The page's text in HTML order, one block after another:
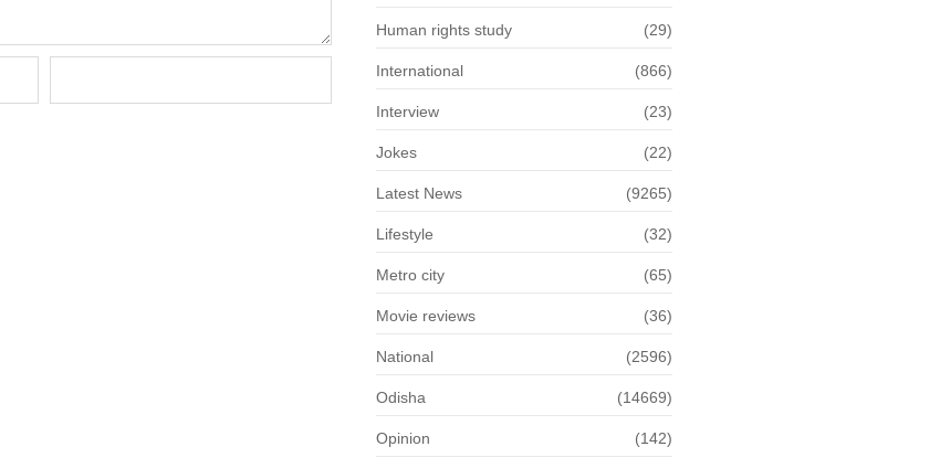
Human rights study (29)
International (866)
Interview (23)
Jokes (22)
Latest News (9265)
Lifestyle (32)
Metro city (65)
Movie reviews (36)
National (2596)
Odisha (14669)
Opinion (142)